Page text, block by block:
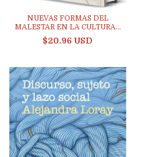
NUEVAS FORMAS DEL
MALESTAR EN LA CULTURA...
$20.96 USD